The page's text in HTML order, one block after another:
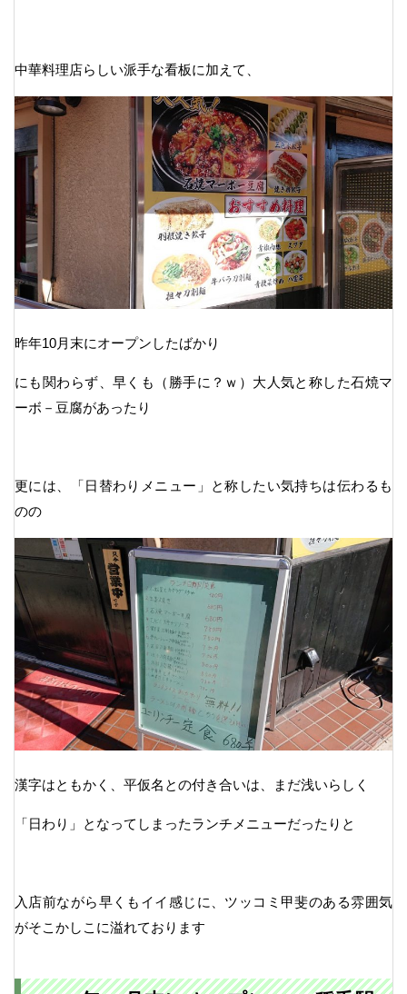
中華料理店らしい派手な看板に加えて、
昨年10月末にオープンしたばかり
にも関わらず、早くも（勝手に？ｗ）大人気と称した石焼マ
ーボ－豆腐があったり
更には、「日替わりメニュー」と称したい気持ちは伝わるも
のの
漢字はともかく、平仮名との付き合いは、まだ浅いらしく
「日わり」となってしまったランチメニューだったりと
入店前ながら早くもイイ感じに、ツッコミ甲斐のある雰囲気
がそこかしこに溢れております